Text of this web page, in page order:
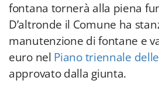
fontana tornerà alla piena
D’altronde il Comune ha
manutenzione di fontane e
euro nel Piano triennale
approvato dalla giunta.